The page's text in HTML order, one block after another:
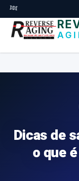
דלג לתוכן הראשי
🧬
Dicas de
o que